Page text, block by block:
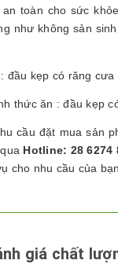
an toàn cho sức
như không sản
đầu kẹp có răng
thức ăn : đầu kẹp
cầu đặt mua sản
Hotline: 28 6274
cho nhu cầu của
giá chất